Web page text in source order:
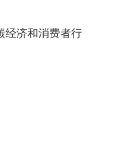
经济和消费者行